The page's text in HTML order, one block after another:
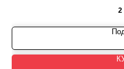
2